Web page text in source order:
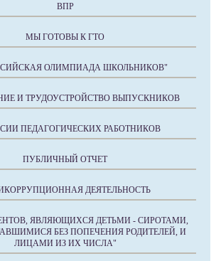
ВПР
МЫ ГОТОВЫ К ГТО
ОЛИМПИАДА ШКОЛЬНИКОВ"
И ТРУДОУСТРОЙСТВО ВЫПУСКНИКОВ
ПЕДАГОГИЧЕСКИХ РАБОТНИКОВ
ПУБЛИЧНЫЙ ОТЧЕТ
ДЕЯТЕЛЬНОСТЬ
ЯВЛЯЮЩИХСЯ ДЕТЬМИ - СИРОТАМИ,
БЕЗ ПОПЕЧЕНИЯ РОДИТЕЛЕЙ, И
ЛИЦАМИ ИЗ ИХ ЧИСЛА"